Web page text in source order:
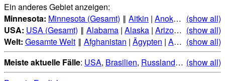
Ein anderes Gebiet anzeigen:
Minnesota: Minnesota (Gesamt) ‖ Aitkin | Anoka | Becker|
(show all)
USA: USA (Gesamt) ‖ Alabama | Alaska | Arizona |Arkansas
(show all)
Welt: Gesamte Welt ‖ Afghanistan | Ägypten | Albanien |
(show all)
Meiste aktuelle Fälle: USA, Brasilien, Russland,Indien,
(show all)